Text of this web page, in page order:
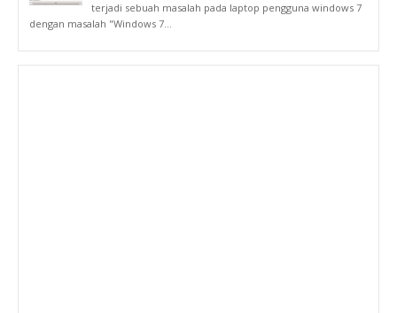
terjadi sebuah masalah pada laptop pengguna windows 7
dengan masalah "Windows 7...